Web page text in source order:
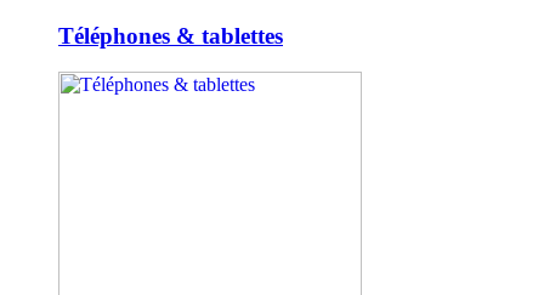
Téléphones & tablettes